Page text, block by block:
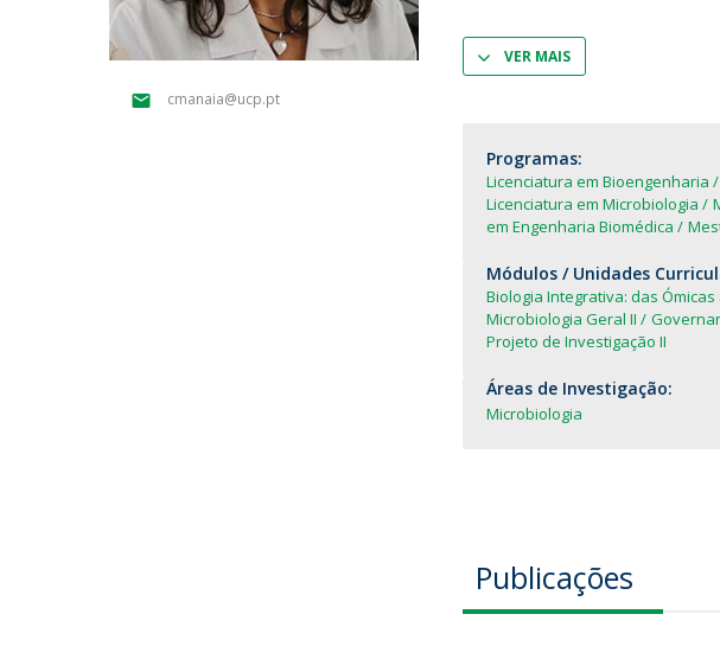
Formação
Parcerias Estratégicas
Iniciativas Nacionais
Candidaturas
Teen Academy
Bio & Tec:
Jornadas de
Laboratório
Embalagens
e Embalagens
cmanaia@ucp.pt
VER MAIS
Programas:
Licenciatura em Bioengenharia
Licenciatura em Microbiologia
em Engenharia Biomédica
Módulos / Unidades
Biologia Integrativa: das
Microbiologia Geral II
Projeto de Investigação II
Áreas de Investigação:
Microbiologia
Publicações